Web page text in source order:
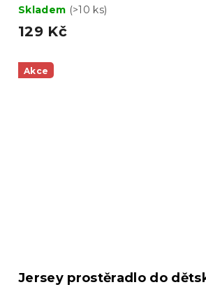
Skladem (>10 ks)
129 Kč
Akce
Jersey prostěradlo do